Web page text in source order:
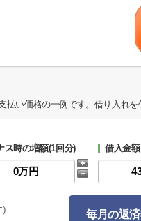
払い価格の一例です。借り入れを
ス時の増額(1回分) 借入金額
毎月の返